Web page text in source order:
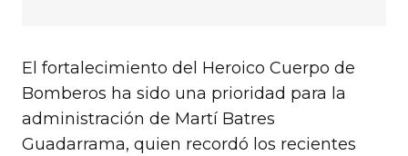
El fortalecimiento del Heroico Cuerpo de
Bomberos ha sido una prioridad para la
administración de Martí Batres
Guadarrama, quien recordó los recientes